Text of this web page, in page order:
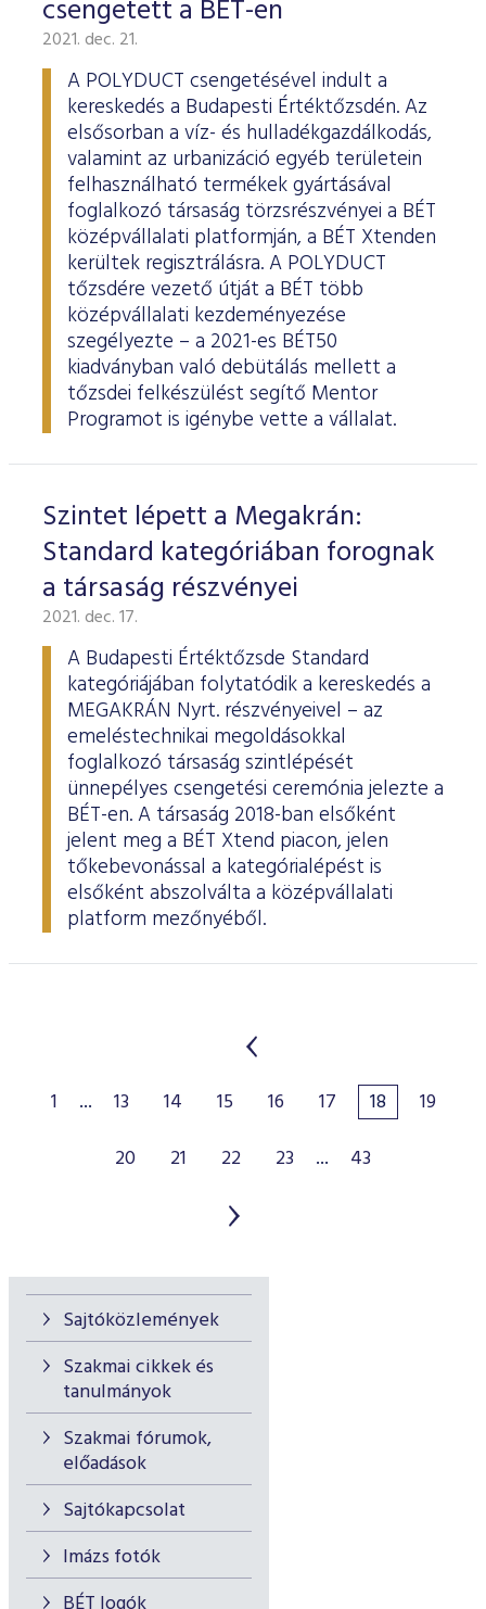
Sajtóközlemények
Szakmai cikkek és
tanulmányok
Szakmai fórumok,
előadások
Sajtókapcsolat
Imázs fotók
csengetett a BÉT-en
2021. dec. 21.
A POLYDUCT csengetésével indult a
kereskedés a Budapesti Értéktőzsdén. Az
elsősorban a víz- és hulladékgazdálkodás,
valamint az urbanizáció egyéb területein
felhasználható termékek gyártásával
foglalkozó társaság törzsrészvényei a BÉT
középvállalati platformján, a BÉT Xtenden
kerültek regisztrálásra. A POLYDUCT
tőzsdére vezető útját a BÉT több
középvállalati kezdeményezése
szegélyezte – a 2021-es BÉT50
kiadványban való debütálás mellett a
tőzsdei felkészülést segítő Mentor
Programot is igénybe vette a vállalat.
Szintet lépett a Megakrán:
Standard kategóriában forognak
a társaság részvényei
2021. dec. 17.
A Budapesti Értéktőzsde Standard
kategóriájában folytatódik a kereskedés a
MEGAKRÁN Nyrt. részvényeivel – az
emeléstechnikai megoldásokkal
foglalkozó társaság szintlépését
ünnepélyes csengetési ceremónia jelezte a
BÉT-en. A társaság 2018-ban elsőként
jelent meg a BÉT Xtend piacon, jelen
tőkebevonással a kategórialépést is
elsőként abszolválta a középvállalati
platform mezőnyéből.
1 ... 13 14 15 16 17 18
19
20
21 22 23 ... 43